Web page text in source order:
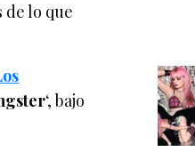
de lo que
‘, bajo